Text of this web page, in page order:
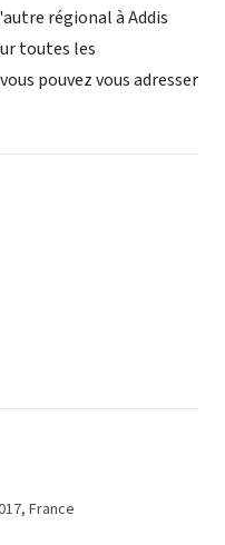
régional à Addis
toutes les
pouvez vous adresser
France